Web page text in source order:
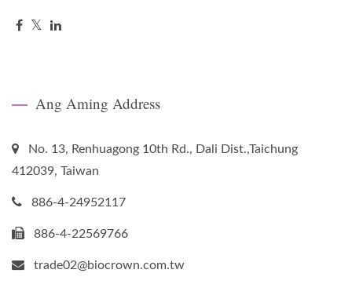
Ang Aming Address
No. 13, Renhuagong 10th Rd., Dali Dist.,Taichung
412039, Taiwan
886-4-24952117
886-4-22569766
trade02@biocrown.com.tw